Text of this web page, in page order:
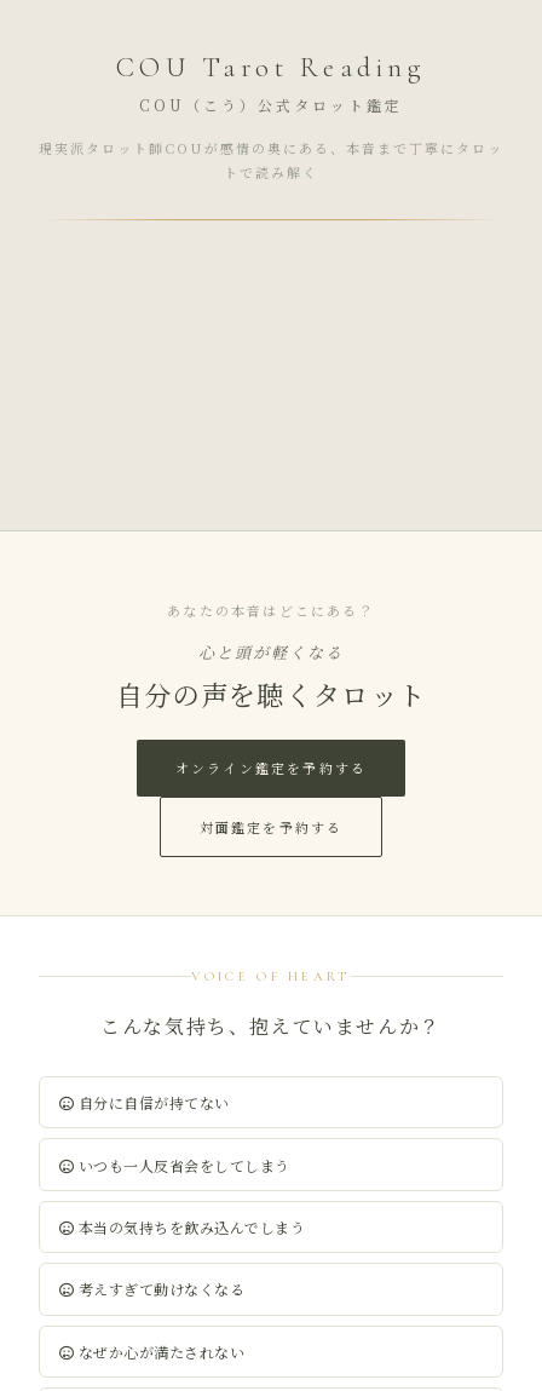
COU Tarot Reading
COU（こう）公式タロット鑑定
現実派タロット師COUが感情の奥にある、本音まで丁寧にタロッ
トで読み解く
あなたの本音はどこにある？
心と頭が軽くなる
自分の声を聴くタロット
オンライン鑑定を予約する
対面鑑定を予約する
VOICE OF HEART
こんな気持ち、抱えていませんか？
自分に自信が持てない
いつも一人反省会をしてしまう
本当の気持ちを飲み込んでしまう
考えすぎて動けなくなる
なぜか心が満たされない